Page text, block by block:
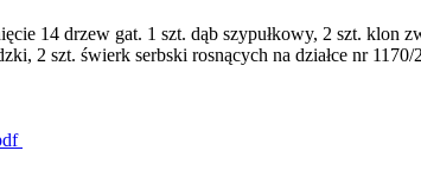
14 drzew gat. 1 szt. dąb szypułkowy, 2 szt. klon
2 szt. świerk serbski rosnących na działce nr